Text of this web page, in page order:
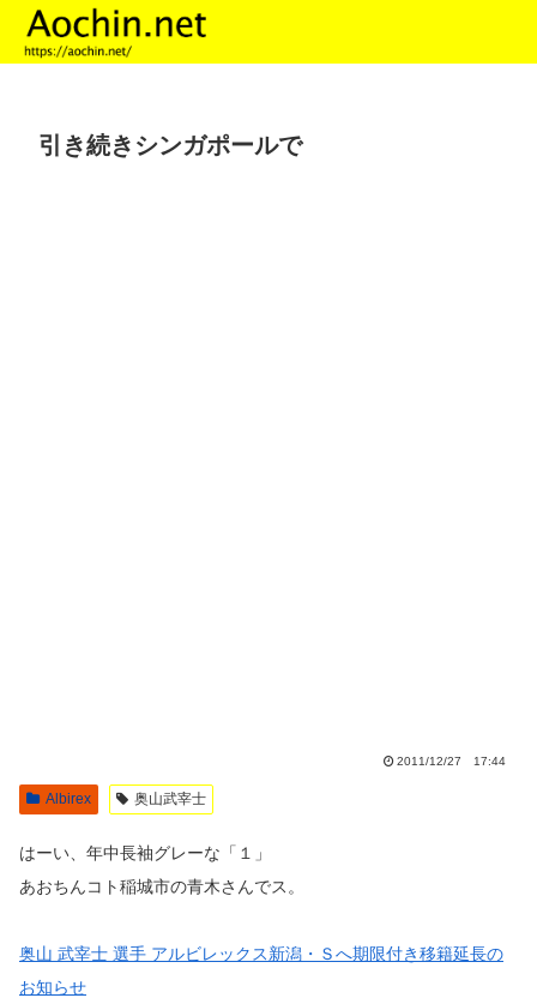
引き続きシンガポールで
2011/12/27 17:44
Albirex 奥山武宰士
はーい、年中長袖グレーな「１」
あおちんコト稲城市の青木さんでス。
奥山 武宰士 選手 アルビレックス新潟・Ｓへ期限付き移籍延長の
お知らせ